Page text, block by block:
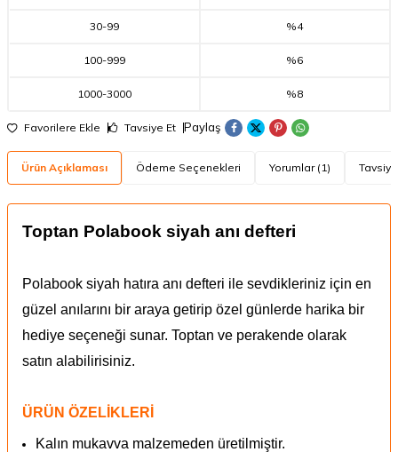
30-99 %4
100-999 %6
1000-3000 %8
Favorilere Ekle Tavsiye Et Paylaş
Ürün Açıklaması Ödeme Seçenekleri Yorumlar (1)
Toptan Polabook siyah anı defteri
Polabook siyah hatıra anı defteri ile sevdikleriniz için en
güzel anılarını bir araya getirip özel günlerde harika bir
hediye seçeneği sunar. Toptan ve perakende olarak
satın alabilirisiniz.
ÜRÜN ÖZELİKLERİ
Kalın mukavva malzemeden üretilmiştir.